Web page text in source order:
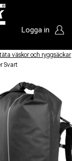
Logga in
väskor och ryggsäckar
Svart